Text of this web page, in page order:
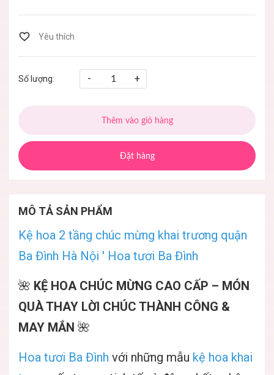
Số lượng: - +
Thêm vào giỏ hàng
Đặt hàng
MÔ TẢ SẢN PHẨM
Kệ hoa 2 tầng chúc mừng khai trương quận
Ba Đình Hà Nội ' Hoa tươi Ba Đình
🌺 KỆ HOA CHÚC MỪNG CAO CẤP – MÓN
QUÀ THAY LỜI CHÚC THÀNH CÔNG &
MAY MẮN 🌺
Hoa tươi Ba Đình với những mẫu kệ hoa khai